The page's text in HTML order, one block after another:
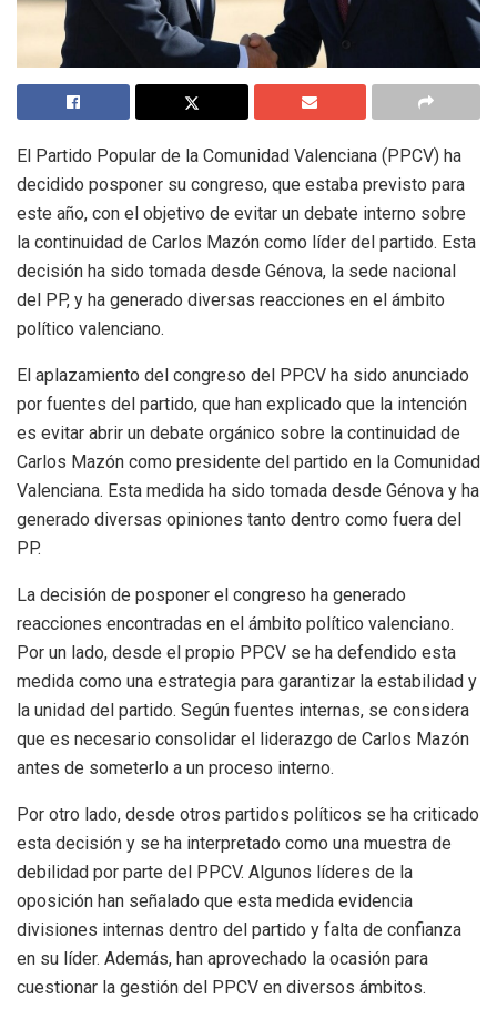
El Partido Popular de la Comunidad Valenciana (PPCV) ha
decidido posponer su congreso, que estaba previsto para
este año, con el objetivo de evitar un debate interno sobre
la continuidad de Carlos Mazón como líder del partido. Esta
decisión ha sido tomada desde Génova, la sede nacional
del PP, y ha generado diversas reacciones en el ámbito
político valenciano.
El aplazamiento del congreso del PPCV ha sido anunciado
por fuentes del partido, que han explicado que la intención
es evitar abrir un debate orgánico sobre la continuidad de
Carlos Mazón como presidente del partido en la Comunidad
Valenciana. Esta medida ha sido tomada desde Génova y ha
generado diversas opiniones tanto dentro como fuera del
PP.
La decisión de posponer el congreso ha generado
reacciones encontradas en el ámbito político valenciano.
Por un lado, desde el propio PPCV se ha defendido esta
medida como una estrategia para garantizar la estabilidad y
la unidad del partido. Según fuentes internas, se considera
que es necesario consolidar el liderazgo de Carlos Mazón
antes de someterlo a un proceso interno.
Por otro lado, desde otros partidos políticos se ha criticado
esta decisión y se ha interpretado como una muestra de
debilidad por parte del PPCV. Algunos líderes de la
oposición han señalado que esta medida evidencia
divisiones internas dentro del partido y falta de confianza
en su líder. Además, han aprovechado la ocasión para
cuestionar la gestión del PPCV en diversos ámbitos.